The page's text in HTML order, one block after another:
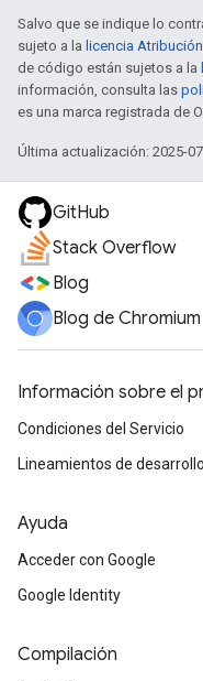
Salvo que se indique lo
sujeto a la licencia
de código están sujetos a la
información, consulta las
es una marca registrada de
Última actualización: 2025-
GitHub
Stack Overflow
Blog
Blog de Chromium
Información sobre el
Condiciones del Servicio
Lineamientos de
Ayuda
Acceder con Google
Google Identity
Compilación